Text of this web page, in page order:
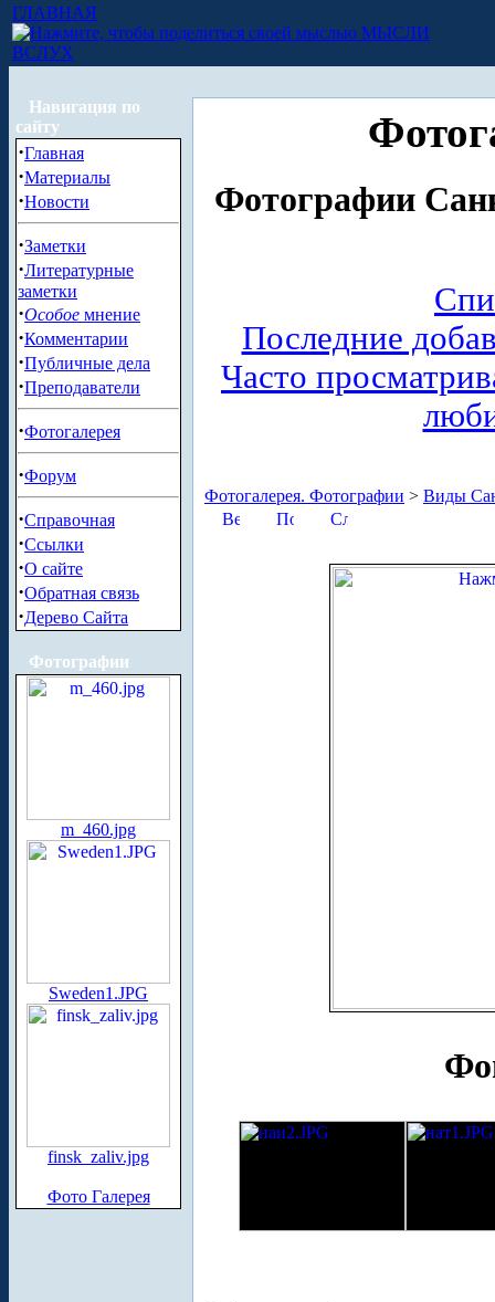
ГЛАВНАЯ
МЫСЛИ
ВСЛУХ
Навигация по
сайту
·Главная
·Материалы
·Новости
·Заметки
·Литературные
заметки
·Особое мнение
·Комментарии
·Публичные дела
·Преподаватели
·Фотогалерея
·Форум
·Справочная
·Ссылки
·О сайте
·Обратная связь
·Дерево Сайта
Фотографии
m_460.jpg
Sweden1.JPG
finsk_zaliv.jpg
Фото Галерея
Фотографии
Последние
Часто
Фотогалерея. Фотографии > Виды